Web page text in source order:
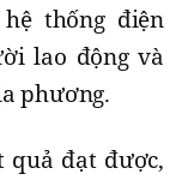
thống điện
lao động và
phương.
quả đạt được,